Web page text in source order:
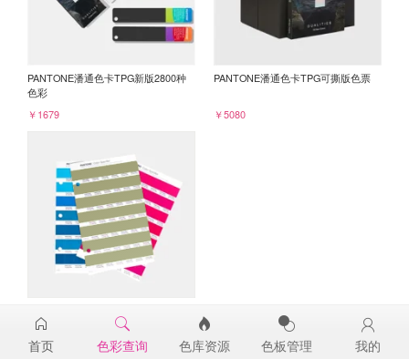
PANTONE潘通色卡TPG新版2800种
色彩
￥1679
PANTONE潘通色卡TPG可撕版色票
￥5080
16-0526TPG
￥98
首页 色彩查询 色库资源 色板管理 我的